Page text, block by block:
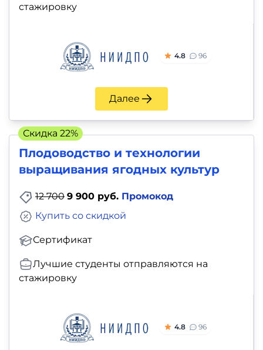
стажировку
4.8 96
Далее
Плодоводство и технологии
выращивания ягодных культур
12 700 9 900 руб. Промокод
Сертификат
Купить со скидкой
Лучшие студенты отправляются на
стажировку
4.8 96
Скидка 22%